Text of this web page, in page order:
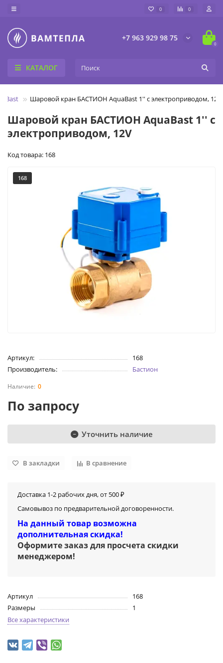
0 0
+7 963 929 98 75
0
КАТАЛОГ
Шаровой кран БАСТИОН AquaBast 1'' с электроприводом, 12V
Шаровой кран БАСТИОН AquaBast 1'' с
электроприводом, 12V
Код товара: 168
168
Артикул:
168
Производитель:
Бастион
0
По запросу
Уточнить наличие
В закладки В сравнение
Доставка 1-2 рабочих дня, от 500 ₽
Самовывоз по предварительной договоренности.
На данный товар возможна
дополнительная скидка!
Оформите заказ для просчета скидки
менеджером!
Артикул
168
Размеры
1
Все характеристики